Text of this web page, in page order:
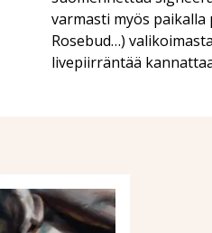
varmasti myös
Rosebud…)
livepiirräntää